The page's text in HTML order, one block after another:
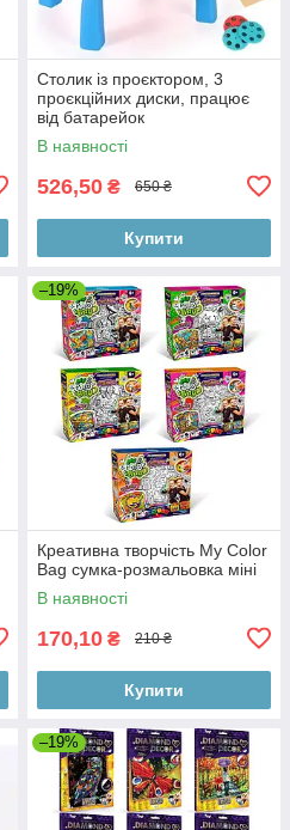
Столик із проєктором, 3
проєкційних диски, працює
від батарейок
В наявності
526,50 ₴ 650 ₴
Купити
–19%
Креативна творчість My Color
Bag сумка-розмальовка міні
В наявності
170,10 ₴ 210 ₴
Купити
–19%